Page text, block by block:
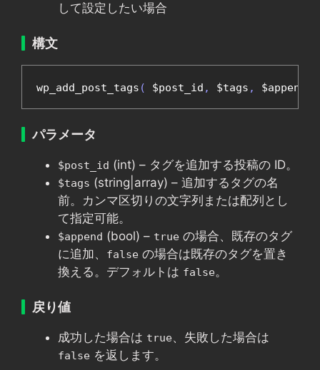
して設定したい場合
構文
wp_add_post_tags ( $post_id , $tags , $append
パラメータ
$post_id (int) – タグを追加する投稿の ID。
$tags (string|array) – 追加するタグの名
前。カンマ区切りの文字列または配列とし
て指定可能。
$append (bool) – true の場合、既存のタグ
に追加、
false の場合は既存のタグを置き
換える。デフォルトは false。
戻り値
成功した場合は true、失敗した場合は
false を返します。